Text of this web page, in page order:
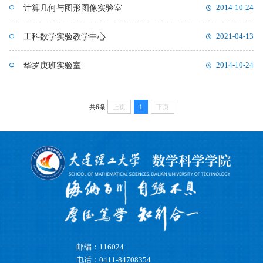
2014-10-24
计算几何与图形图像实验室
2021-04-13
工科数学实验教学中心
2014-10-24
华罗庚班实验室
共6条 上页 1 下页
邮编：116024
电话：0411-84708354